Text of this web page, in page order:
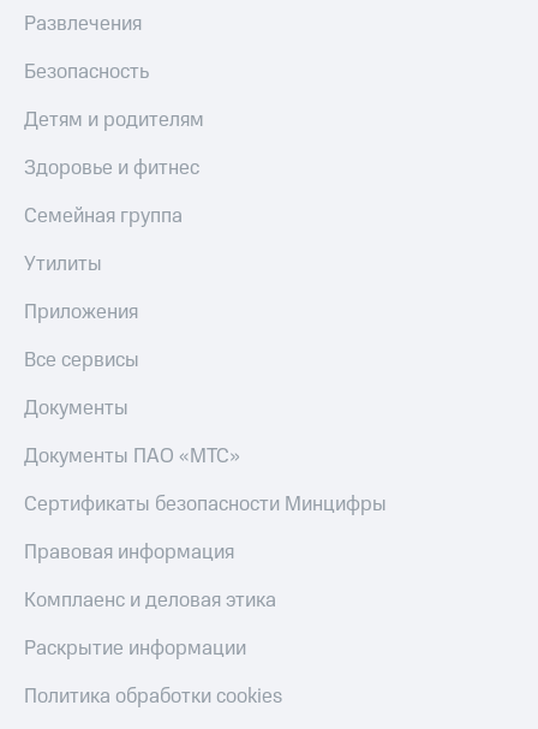
Развлечения
Безопасность
Детям и родителям
Здоровье и фитнес
Семейная группа
Утилиты
Приложения
Все сервисы
Документы
Документы ПАО «МТС»
Сертификаты безопасности Минцифры
Правовая информация
Комплаенс и деловая этика
Раскрытие информации
Политика обработки cookies